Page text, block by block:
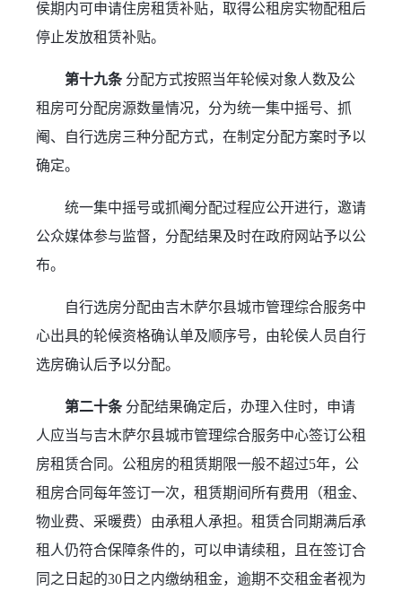
侯期内可申请住房租赁补贴，取得公租房实物配租后
停止发放租赁补贴。
第十九条 分配方式按照当年轮候对象人数及公
租房可分配房源数量情况，分为统一集中摇号、抓
阉、自行选房三种分配方式，在制定分配方案时予以
确定。
统一集中摇号或抓阉分配过程应公开进行，邀请
公众媒体参与监督，分配结果及时在政府网站予以公
布。
自行选房分配由吉木萨尔县城市管理综合服务中
心出具的轮候资格确认单及顺序号，由轮侯人员自行
选房确认后予以分配。
第二十条 分配结果确定后，办理入住时，申请
人应当与吉木萨尔县城市管理综合服务中心签订公租
房租赁合同。公租房的租赁期限一般不超过5年，公
租房合同每年签订一次，租赁期间所有费用（租金、
物业费、采暖费）由承租人承担。租赁合同期满后承
租人仍符合保障条件的，可以申请续租，且在签订合
同之日起的30日之内缴纳租金，逾期不交租金者视为